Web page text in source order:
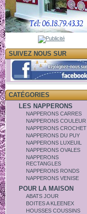
SUIVEZ NOUS SUR
CATÉGORIES
LES NAPPERONS
NAPPERONS CARRES
NAPPERONS COULEUR
NAPPERONS CROCHET
NAPPERONS DU PUY
NAPPERONS LUXEUIL
NAPPERONS OVALES
NAPPERONS
RECTANGLES
NAPPERONS RONDS
NAPPERONS VENISE
POUR LA MAISON
ABATS JOUR
BOITES A KLEENEX
HOUSSES COUSSINS